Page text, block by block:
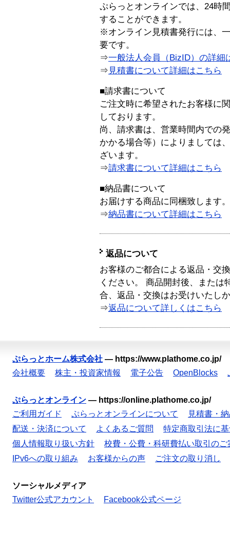
ぷらっとオンラインでは、24時
することができます。
※オンライン見積書発行には、
要です。
⇒一般法人会員（BizID）の詳細
⇒ 見積書について詳細はこちら
■請求書について
ご注文時に希望されたお客様に
しております。
尚、請求書は、営業時間内での
かかる場合等）によりましては
ざいます。
⇒請求書について詳細はこちら
■納品書について
お届けする商品に同梱致します。
⇒納品書について詳細はこちら
返品について
お客様のご都合による返品・交
ください。 商品開封後、または
合、返品・交換はお受けいたし
⇒返品について詳しくはこちら
ぷらっとホーム株式会社 — https://www.plathome.co.jp/
会社概要
株主・投資家情報 電子公告 OpenBlocks
ぷらっとオンライン — https://online.plathome.co.jp/
ご利用ガイド
ぷらっとオンラインについて
見積書・
配送・決済について
よくあるご質問
特定商取引法に
個人情報取り扱い方針
校費・公費・科研費払い取引のご
IPv6への取り組み
お客様からの声 ご注文の取り消し
ソーシャルメディア
Twitter公式アカウント
Facebook公式ページ